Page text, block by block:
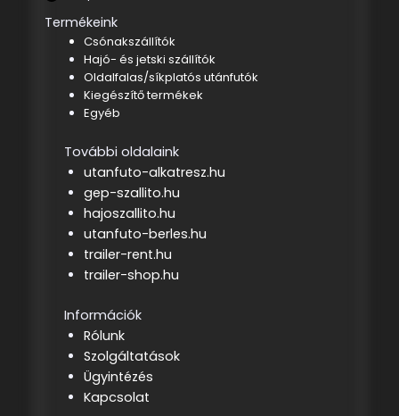
Termékeink
Csónakszállítók
Hajó- és jetski szállítók
Oldalfalas/síkplatós utánfutók
Kiegészítő termékek
Egyéb
További oldalaink
utanfuto-alkatresz.hu
gep-szallito.hu
hajoszallito.hu
utanfuto-berles.hu
trailer-rent.hu
trailer-shop.hu
Információk
Rólunk
Szolgáltatások
Ügyintézés
Kapcsolat